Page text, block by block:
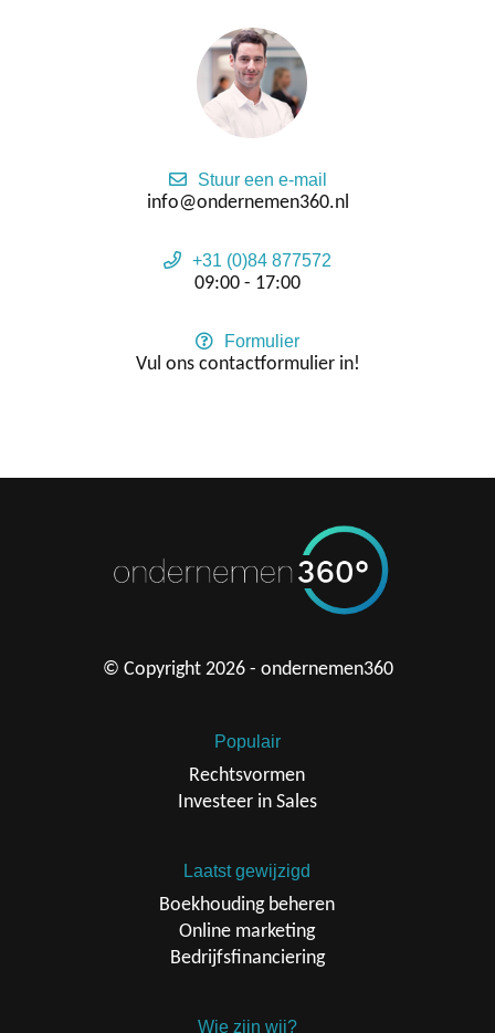
Stuur een e-mail
info@ondernemen360.nl
+31 (0)84 877572
09:00 - 17:00
Formulier
Vul ons contactformulier in!
© Copyright 2026 - ondernemen360
Populair
Rechtsvormen
Investeer in Sales
Laatst gewijzigd
Boekhouding beheren
Online marketing
Bedrijfsfinanciering
Wie zijn wij?